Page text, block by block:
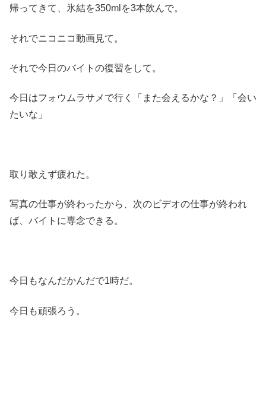
帰ってきて、氷結を350mlを3本飲んで。
それでニコニコ動画見て。
それで今日のバイトの復習をして。
今日はフォウムラサメで行く「また会えるかな？」「会い
たいな」
取り敢えず疲れた。
写真の仕事が終わったから、次のビデオの仕事が終われ
ば、バイトに専念できる。
今日もなんだかんだで1時だ。
今日も頑張ろう。